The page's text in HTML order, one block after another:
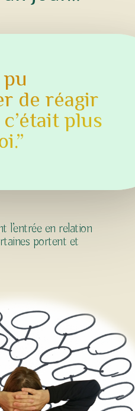
pu
de réagir
plus
l’entrée en relation
portent et